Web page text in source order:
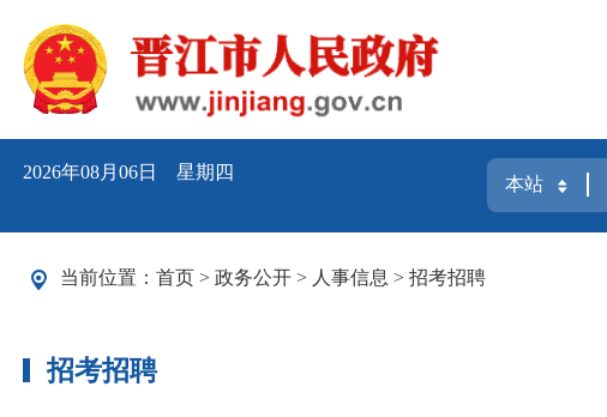
2026年08月06日 星期四
当前位置： 首页 > 政务公开 > 人事信息 > 招考招聘
招考招聘